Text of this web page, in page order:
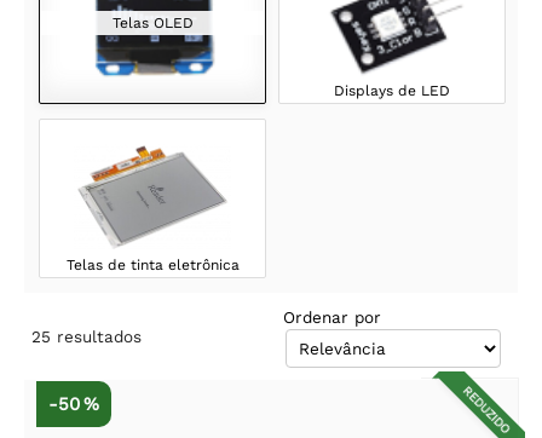
Telas OLED
Displays de LED
Telas de tinta eletrônica
25 resultados
Ordenar por
REDUZIDO
-50 %